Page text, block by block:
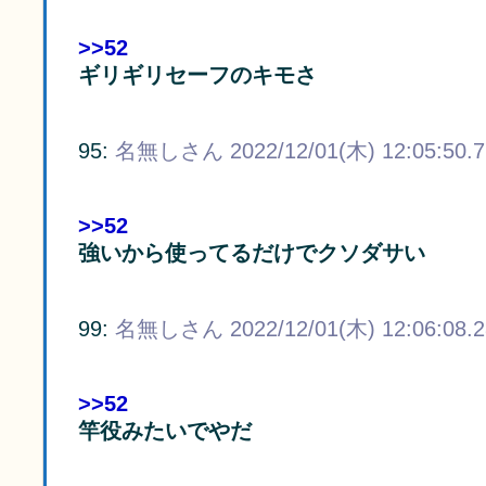
>>52
ギリギリセーフのキモさ
95: 名無しさん 2022/12/01(木)
>>52
強いから使ってるだけでクソダサい
99: 名無しさん 2022/12/01(木)
>>52
竿役みたいでやだ